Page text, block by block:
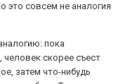
совсем не аналогия
пока
скорее съест
затем что-нибудь